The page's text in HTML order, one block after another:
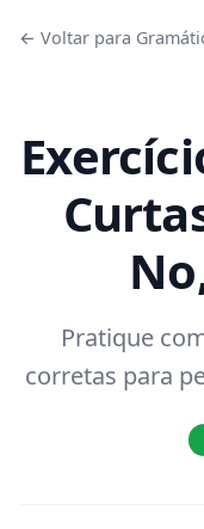
← Voltar para
Pratique
corretas para